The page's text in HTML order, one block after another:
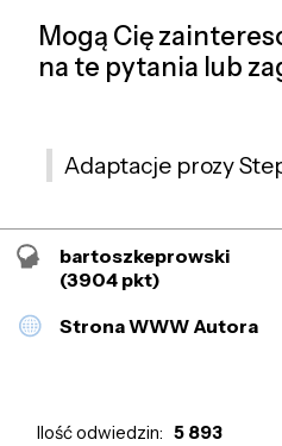
Mogą Cię
na te pytania lub
Adaptacje prozy
bartoszkeprowski
(3904 pkt)
Strona WWW Autora
Ilość odwiedzin: 5 893